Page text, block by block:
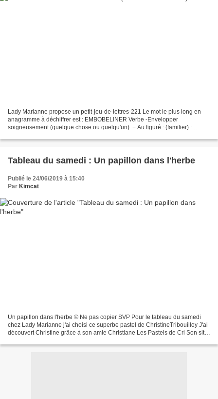
Lady Marianne propose un petit-jeu-de-lettres-221 Le mot le plus long en
anagramme à déchiffrer est : EMBOBELINER Verbe -Envelopper
soigneusement (quelque chose ou quelqu'un). − Au figuré : (familier) :
Tableau du samedi : Un papillon dans l'herbe
Publié le 24/06/2019 à 15:40
Par Kimcat
Un papillon dans l'herbe © Ne pas copier SVP Pour le tableau du samedi
chez Lady Marianne j'ai choisi ce superbe pastel de ChristineTribouilloy J'ai
découvert Christine grâce à son amie Christiane Les Pastels de Cri Son site